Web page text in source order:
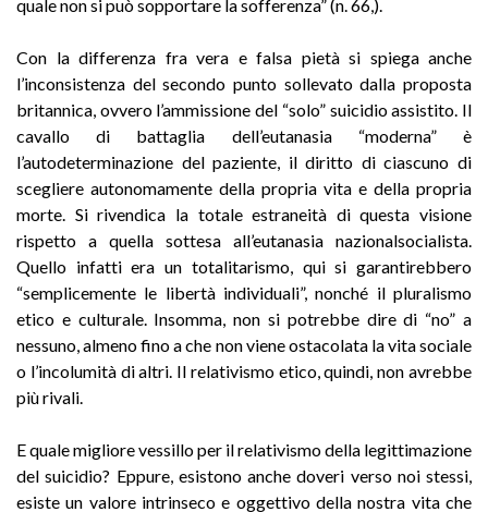
quale non si può sopportare la sofferenza” (n. 66,).
Con la differenza fra vera e falsa pietà si spiega anche
l’inconsistenza del secondo punto sollevato dalla proposta
britannica, ovvero l’ammissione del “solo” suicidio assistito. Il
cavallo di battaglia dell’eutanasia “moderna” è
l’autodeterminazione del paziente, il diritto di ciascuno di
scegliere autonomamente della propria vita e della propria
morte. Si rivendica la totale estraneità di questa visione
rispetto a quella sottesa all’eutanasia nazionalsocialista.
Quello infatti era un totalitarismo, qui si garantirebbero
“semplicemente le libertà individuali”, nonché il pluralismo
etico e culturale. Insomma, non si potrebbe dire di “no” a
nessuno, almeno fino a che non viene ostacolata la vita sociale
o l’incolumità di altri. Il relativismo etico, quindi, non avrebbe
più rivali.
E quale migliore vessillo per il relativismo della legittimazione
del suicidio? Eppure, esistono anche doveri verso noi stessi,
esiste un valore intrinseco e oggettivo della nostra vita che